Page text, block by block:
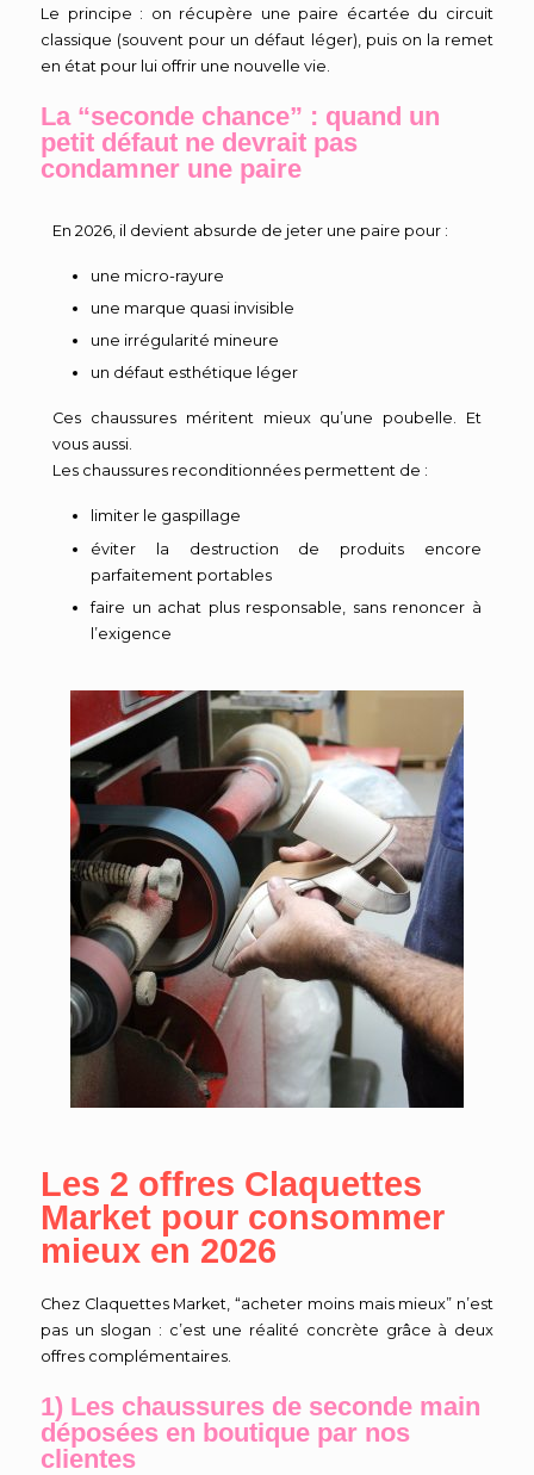
Le principe : on récupère une paire écartée du circuit
classique (souvent pour un défaut léger), puis on la remet
en état pour lui offrir une nouvelle vie.
La “seconde chance” : quand un
petit défaut ne devrait pas
condamner une paire
En 2026, il devient absurde de jeter une paire pour :
une micro-rayure
une marque quasi invisible
une irrégularité mineure
un défaut esthétique léger
Ces chaussures méritent mieux qu’une poubelle. Et
vous aussi.
Les chaussures reconditionnées permettent de :
limiter le gaspillage
éviter la destruction de produits encore
parfaitement portables
faire un achat plus responsable, sans renoncer à
l’exigence
Les 2 offres Claquettes
Market pour consommer
mieux en 2026
Chez Claquettes Market, “acheter moins mais mieux” n’est
pas un slogan : c’est une réalité concrète grâce à deux
offres complémentaires.
1) Les chaussures de seconde main
déposées en boutique par nos
clientes